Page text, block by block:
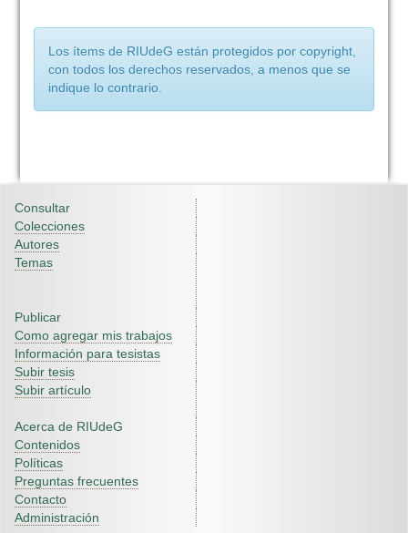
Los ítems de RIUdeG están protegidos por copyright,
con todos los derechos reservados, a menos que se
indique lo contrario.
Consultar
Colecciones
Autores
Temas
Publicar
Como agregar mis trabajos
Información para tesistas
Subir tesis
Subir artículo
Acerca de RIUdeG
Contenidos
Políticas
Preguntas frecuentes
Contacto
Administración